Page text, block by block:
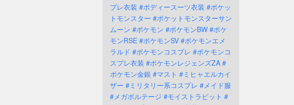
プレ衣装 #ボディースーツ衣装 #ポケッ
トモンスター #ポケットモンスターサン
ムーン #ポケモン #ポケモンBW #ポケ
モンRSE #ポケモンSV #ポケモンエメ
ラルド #ポケモンコスプレ #ポケモンコ
スプレ衣装 #ポケモンレジェンズZA #
ポケモン金銀 #マスト #ミヒャエルカイ
ザー #ミリタリー系コスプレ #メイド服
#メガボルテージ #モイストラビット #